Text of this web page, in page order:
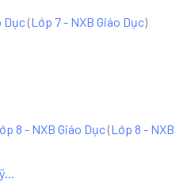
Dục(Lớp 7 - NXB Giáo Dục)
8 - NXB Giáo Dục(Lớp 8 - NXB